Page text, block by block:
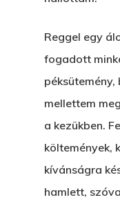
Reggel egy
fogadott
mellettem
a kezükben.
költemények,
kívánságra
hamlett,